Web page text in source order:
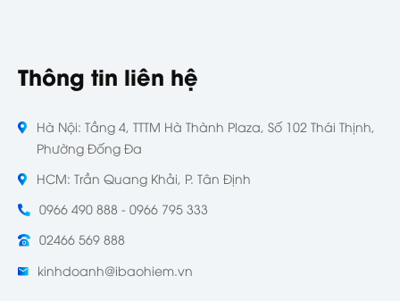
Thông tin liên hệ
Hà Nội: Tầng 4, TTTM Hà Thành Plaza, Số 102 Thái Thịnh,
Phường Đống Đa
HCM: Trần Quang Khải, P. Tân Định
0966 490 888 - 0966 795 333
02466 569 888
kinhdoanh@ibaohiem.vn